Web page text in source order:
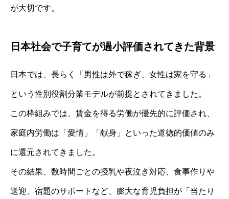
が大切です。
日本社会で子育てが過小評価されてきた背景
日本では、長らく「男性は外で稼ぎ、女性は家を守る」
という性別役割分業モデルが前提とされてきました。
この枠組みでは、賃金を得る労働が優先的に評価され、
家庭内労働は「愛情」「献身」といった道徳的価値のみ
に還元されてきました。
その結果、数時間ごとの授乳や夜泣き対応、食事作りや
送迎、宿題のサポートなど、膨大な育児負担が「当たり